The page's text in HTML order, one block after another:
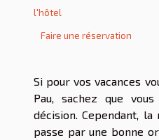
l'hôtel
Faire une réservation
Si pour vos vacances
Pau, sachez que
décision. Cependant,
passe par une bonne